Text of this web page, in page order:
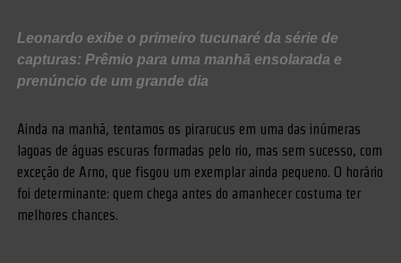
Leonardo exibe o primeiro tucunaré da série de
capturas: Prêmio para uma manhã ensolarada e
prenúncio de um grande dia
Ainda na manhã, tentamos os pirarucus em uma das inúmeras
lagoas de águas escuras formadas pelo rio, mas sem sucesso, com
exceção de Arno, que fisgou um exemplar ainda pequeno. O horário
foi determinante: quem chega antes do amanhecer costuma ter
melhores chances.